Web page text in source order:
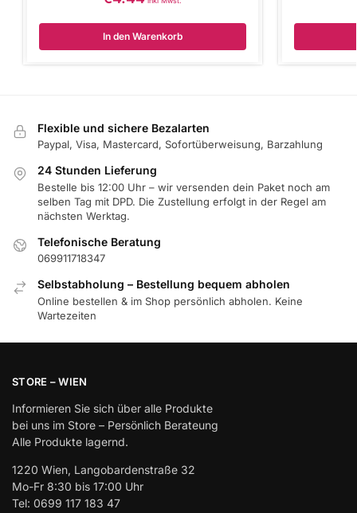
In den Warenkorb
Flexible und sichere Bezalarten
Paypal, Visa, Mastercard, Sofortüberweisung, Barzahlung
24 Stunden Lieferung
Bestelle bis 12:00 Uhr – wir versenden dein Paket noch am
selben Tag mit DPD. Die Zustellung erfolgt in der Regel am
nächsten Werktag.
Telefonische Beratung
069911718347
Selbstabholung – Bestellung bequem abholen
Online bestellen & im Shop persönlich abholen. Keine
Wartezeiten
STORE – WIEN
Informieren Sie sich über alle Produkte
bei uns im Store – Persönlich Berateung
Alle Produkte lagernd.
1220 Wien, Langobardenstraße 32
Mo-Fr 8:30 bis 17:00 Uhr
Tel: 0699 117 183 47